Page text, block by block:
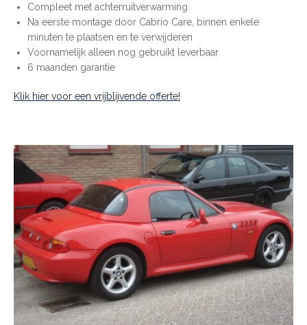
Compleet met achterruitverwarming
Na eerste montage door Cabrio Care, binnen enkele
minuten te plaatsen en te verwijderen
Voornamelijk alleen nog gebruikt leverbaar
6 maanden garantie
Klik hier voor een vrijblijvende offerte!